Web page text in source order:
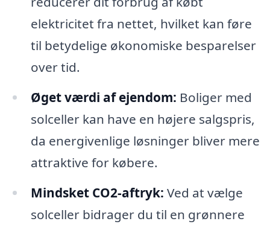
elektricitet fra nettet, hvilket kan føre
til betydelige økonomiske besparelser
over tid.
Øget værdi af ejendom: Boliger med
solceller kan have en højere salgspris,
da energivenlige løsninger bliver mere
attraktive for købere.
Mindsket CO2-aftryk: Ved at vælge
solceller bidrager du til en grønnere